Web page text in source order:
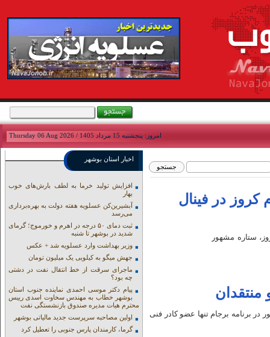
امروز: پنجشنبه 15 مرداد 1405 / Thursday 06 Aug 2026
در فینال
ستاره مشهور
برنامه برجام تنها عضو کادر فنی
اخبار استان بوشهر
افزایش تولید خرما به لطف بارش‌های خوب
بهار
آبشیرین‌کن عسلویه هفته دولت به بهره‌برداری
می‌رسد
ثبت دمای ۵۰ درجه در اهرم و خورموج؛ گرمای
شدید در بوشهر تا شنبه
وزیر بهداشت وارد عسلویه شد + عکس
جهش میگو به کیلویی یک میلیون تومان
ماجرای سرقت از خط انتقال نفت در دشتی
چه بود؟
پیام دکتر موسی احمدی نماینده جنوب استان
بوشهر خطاب به مهندس سخاوت اسدی رییس
محترم هیات مدیره صندوق بازنشستگی نفت
اولین مصاحبه سرپرست جدید مالیاتی بوشهر
گرما، کارمندان پارس جنوبی را تعطیل کرد